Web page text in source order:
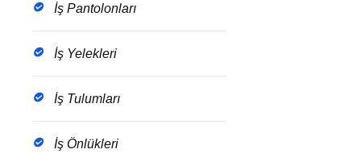
İş Pantolonları
İş Yelekleri
İş Tulumları
İş Önlükleri